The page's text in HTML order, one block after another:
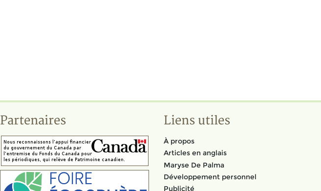
Partenaires Liens utiles
À propos
Articles en anglais
Maryse De Palma
Développement personnel
Publicité